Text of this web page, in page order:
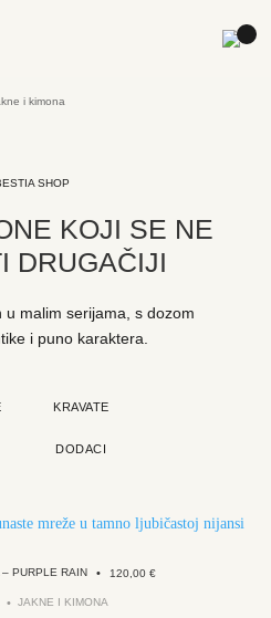
i kimona
SHOP
KOJI SE NE
DRUGAČIJI
u malim serijama, s dozom
i puno karaktera.
KRAVATE
DODACI
– PURPLE RAIN • 120,00 €
JAKNE I KIMONA